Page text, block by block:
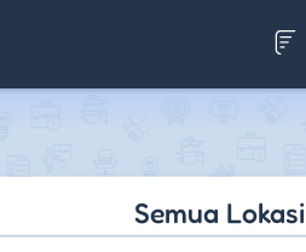
Semua Lokasi